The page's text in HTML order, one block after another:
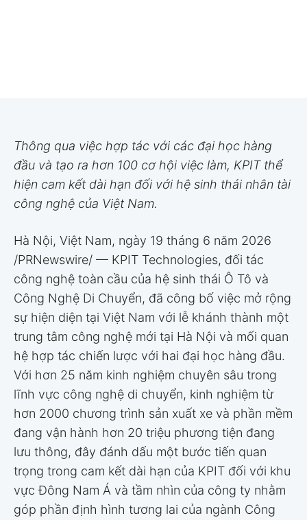
Thông qua việc hợp tác với các đại học hàng
đầu và tạo ra hơn 100 cơ hội việc làm, KPIT thể
hiện cam kết dài hạn đối với hệ sinh thái nhân tài
công nghệ của Việt Nam.
Hà Nội, Việt Nam, ngày 19 tháng 6 năm 2026
/PRNewswire/ — KPIT Technologies, đối tác
công nghệ toàn cầu của hệ sinh thái Ô Tô và
Công Nghệ Di Chuyển, đã công bố việc mở rộng
sự hiện diện tại Việt Nam với lễ khánh thành một
trung tâm công nghệ mới tại Hà Nội và mối quan
hệ hợp tác chiến lược với hai đại học hàng đầu.
Với hơn 25 năm kinh nghiệm chuyên sâu trong
lĩnh vực công nghệ di chuyển, kinh nghiệm từ
hơn 2000 chương trình sản xuất xe và phần mềm
đang vận hành hơn 20 triệu phương tiện đang
lưu thông, đây đánh dấu một bước tiến quan
trọng trong cam kết dài hạn của KPIT đối với khu
vực Đông Nam Á và tầm nhìn của công ty nhằm
góp phần định hình tương lai của ngành Công